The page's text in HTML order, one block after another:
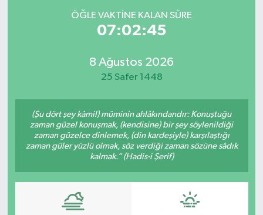
ÖĞLE VAKTİNE KALAN SÜRE
07:02:45
8 Ağustos 2026
25 Safer 1448
(Şu dört şey kâmil) müminin ahlâkındandır: Konuştuğu
zaman güzel konuşmak, (kendisine) bir şey söylenildiği
zaman güzelce dinlemek, (din kardeşiyle) karşılaştığı
zaman güler yüzlü olmak, söz verdiği zaman sözüne sâdık
kalmak.” (Hadis-i Şerif)